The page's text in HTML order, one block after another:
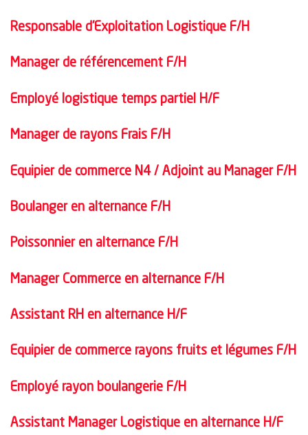
Responsable d’Exploitation Logistique F/H
Manager de référencement F/H
Employé logistique temps partiel H/F
Manager de rayons Frais F/H
Equipier de commerce N4 / Adjoint au Manager F/H
Boulanger en alternance F/H
Poissonnier en alternance F/H
Manager Commerce en alternance F/H
Assistant RH en alternance H/F
Equipier de commerce rayons fruits et légumes F/H
Employé rayon boulangerie F/H
Assistant Manager Logistique en alternance H/F